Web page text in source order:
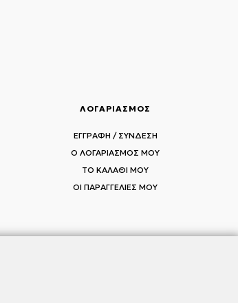
ΛΟΓΑΡΙΑΣΜΟΣ
ΕΓΓΡΑΦΗ / ΣΥΝΔΕΣΗ
Ο ΛΟΓΑΡΙΑΣΜΟΣ ΜΟΥ
ΤΟ ΚΑΛΑΘΙ ΜΟΥ
ΟΙ ΠΑΡΑΓΓΕΛΙΕΣ ΜΟΥ